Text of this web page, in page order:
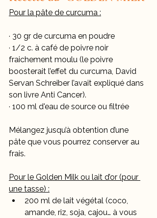
Pour la pâte de curcuma :
· 30 gr de curcuma en poudre
· 1/2 c. à café de poivre noir
fraichement moulu (le poivre
boosterait l’effet du curcuma, David
Servan Schreiber l’avait expliqué dans
son livre Anti Cancer).
· 100 ml d'eau de source ou filtrée
Mélangez jusqu’à obtention d’une
pâte que vous pourrez conserver au
frais.
Pour le Golden Milk ou lait d’or (pour
une tasse) :
200 ml de lait végétal (coco,
amande, riz, soja, cajou… à vous